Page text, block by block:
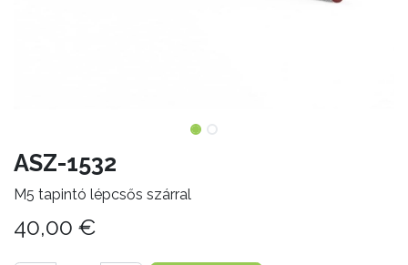
ASZ-1532
M5 tapintó lépcsős szárral
40,00 €